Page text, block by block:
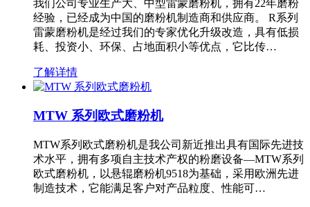
我们公司专业生产大、中型雷蒙磨粉机，拥有22年磨粉
经验，已经成为中国的磨粉机制造商和供应商。 R系列
雷蒙磨粉机是经过我们的专家优化升级改造，具有低损
耗、投资小、环保、占地面积小等优点，它比传…
了解详情
MTW 系列欧式磨粉机
MTW系列欧式磨粉机是我公司新近推出具有国际先进技
术水平，拥有多项自主技术产权的粉磨设备—MTW系列
欧式磨粉机，以悬辊磨粉机9518为基础，采用欧洲先进
制造技术，它能满足客户对产品粒度、性能可…